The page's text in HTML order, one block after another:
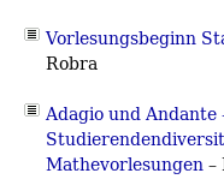
Vorlesungsbeginn
Robra
Adagio und
Mathevorlesungen–